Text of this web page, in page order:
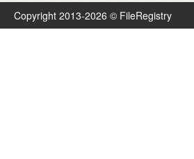
Copyright 2013-2026 © FileRegistry